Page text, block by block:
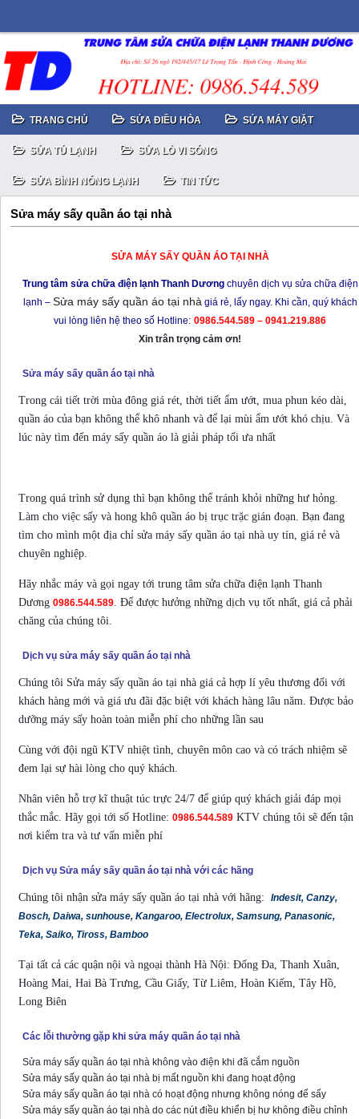
TRANG CHỦ SỬA ĐIỀU HÒA SỬA MÁY GIẶT
SỬA TỦ LẠNH SỬA LÒ VI SÓNG
SỬA BÌNH NÓNG LẠNH TIN TỨC
Sửa máy sấy quần áo tại nhà
SỬA MÁY SẤY QUẦN ÁO TẠI NHÀ
Trung tâm sửa chữa điện lạnh Thanh Dươngchuyên dịch vụ sửa chữa điện
lạnh – Sửa máy sấy quần áo tại nhà giá rẻ, lấy ngay. Khi cần, quý khách
vui lòng liên hệ theo số Hotline: 0986.544.589 – 0941.219.886
Xin trân trọng cảm ơn!
Sửa máy sấy quần áo tại nhà
Trong cái tiết trời mùa đông giá rét, thời tiết ẩm ướt, mua phun kéo dài,
quần áo của bạn không thể khô nhanh và để lại mùi ẩm ướt khó chịu. Và
lúc này tìm đến máy sấy quần áo là giải pháp tối ưa nhất
Trong quá trình sử dụng thì bạn không thể tránh khỏi những hư hỏng.
Làm cho việc sấy và hong khô quần áo bị trục trặc gián đoạn. Bạn đang
tìm cho mình một địa chỉ sửa máy sấy quần áo tại nhà uy tín, giá rẻ và
chuyên nghiệp.
Hãy nhắc máy và gọi ngay tới trung tâm sửa chữa điện lạnh Thanh
Dương 0986.544.589 . Để được hưởng những dịch vụ tốt nhất, giá cả phải
chăng của chúng tôi.
Dịch vụ sửa máy sấy quần áo tại nhà
Chúng tôi Sửa máy sấy quần áo tại nhà giá cả hợp lí yêu thương đối với
khách hàng mới và giá ưu đãi đặc biệt với khách hàng lâu năm. Được bảo
dưỡng máy sấy hoàn toàn miễn phí cho những lần sau
Cùng với đội ngũ KTV nhiệt tình, chuyên môn cao và có trách nhiệm sẽ
đem lại sự hài lòng cho quý khách.
Nhân viên hỗ trợ kĩ thuật túc trực 24/7 để giúp quý khách giải đáp mọi
thắc mắc. Hãy gọi tới số Hotline: 0986.544.589 KTV chúng tôi sẽ đến tận
nơi kiểm tra và tư vấn miễn phí
Dịch vụ Sửa máy sấy quần áo tại nhà với các hãng
Chúng tôi nhận sửa máy sấy quần áo tại nhà với hãng: Indesit, Canzy,
Bosch, Daiwa, sunhouse, Kangaroo, Electrolux, Samsung, Panasonic,
Teka, Saiko, Tiross, Bamboo
Tại tất cả các quận nội và ngoại thành Hà Nội: Đống Đa, Thanh Xuân,
Hoàng Mai, Hai Bà Trưng, Cầu Giấy, Từ Liêm, Hoàn Kiếm, Tây Hồ,
Long Biên
Các lỗi thường gặp khi sửa máy quần áo tại nhà
Sửa máy sấy quần áo tại nhà không vào điện khi đã cắm nguồn
Sửa máy sấy quần áo tại nhà bị mất nguồn khi đang hoạt động
Sửa máy sấy quần áo tại nhà có hoạt động nhưng không nóng để sấy
Sửa máy sấy quần áo tại nhà do các nút điều khiển bị hư không điều chỉnh